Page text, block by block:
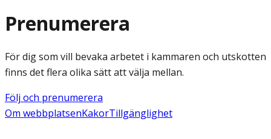
Prenumerera
För dig som vill bevaka arbetet i kammaren och utskotten
finns det flera olika sätt att välja mellan.
Följ och prenumerera
Om webbplatsenKakorTillgänglighet